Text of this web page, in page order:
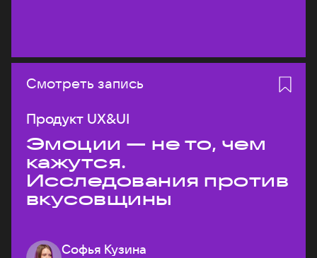
Смотреть запись
Продукт UX&UI
Эмоции — не то, чем
кажутся.
Исследования против
вкусовщины
Софья Кузина